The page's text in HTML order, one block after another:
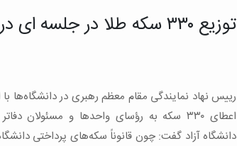
توزیع ۳۳۰ سکه طلا در جلسه ای در دانشگاه آزاد!
رییس نهاد نمایندگی مقام معظم رهبری در دانشگاه‌ها با
اعطای ۳۳۰ سکه به رؤسای واحدها و مسئولان
دانشگاه آزاد گفت: چون قانوناً سکه‌های پرداختی